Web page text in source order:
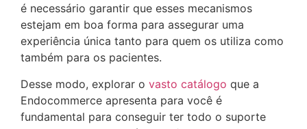
é necessário garantir que esses mecanismos
estejam em boa forma para assegurar uma
experiência única tanto para quem os utiliza como
também para os pacientes.
Desse modo, explorar o vasto catálogo que a
Endocommerce apresenta para você é
fundamental para conseguir ter todo o suporte